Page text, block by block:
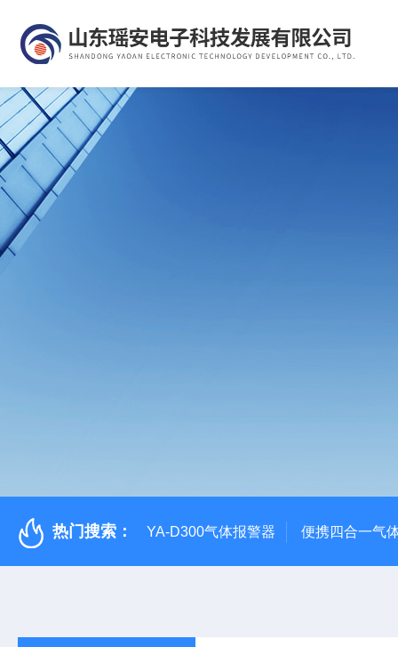
热门搜索： YA-D300气体报警器 便携四合一气